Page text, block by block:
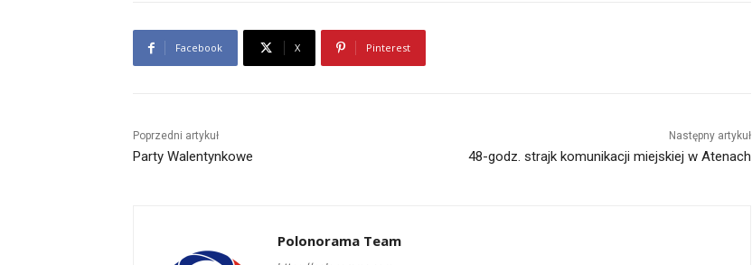
Facebook X Pinterest
Poprzedni artykuł
Party Walentynkowe
Następny artykuł
48-godz. strajk komunikacji miejskiej w Atenach
Polonorama Team